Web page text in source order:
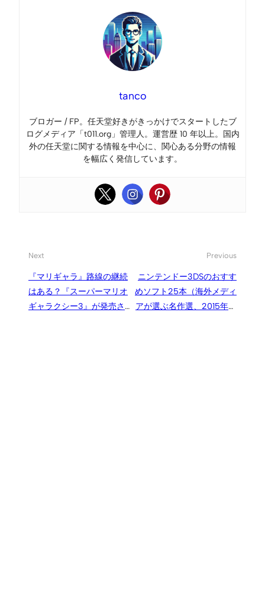
tanco
ブロガー / FP。任天堂好きがきっかけでスタートしたブ
ログメディア「t011.org」管理人。運営歴 10 年以上。国内
外の任天堂に関する情報を中心に、関心ある分野の情報
を幅広く発信しています。
Next
『マリギャラ』路線の継続
はある？『スーパーマリオ
ギャラクシー3』が発売さ
Previous
ニンテンドー3DSのおすす
めソフト25本（海外メディ
アが選ぶ名作選、2015年秋